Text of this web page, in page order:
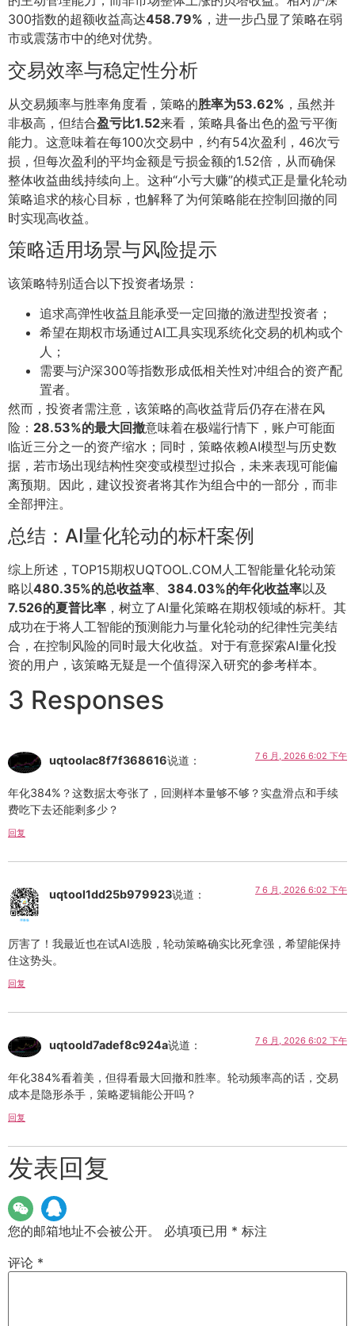
300指数的超额收益高达458.79% ，进一步凸显了策略在弱
市或震荡市中的绝对优势。
交易效率与稳定性分析
从交易频率与胜率角度看，策略的胜率为53.62% ，虽然并
非极高，但结合盈亏比1.52来看，策略具备出色的盈亏平衡
能力。这意味着在每100次交易中，约有54次盈利，46次亏
损，但每次盈利的平均金额是亏损金额的1.52倍，从而确保
整体收益曲线持续向上。这种“小亏大赚”的模式正是量化轮动
策略追求的核心目标，也解释了为何策略能在控制回撤的同
时实现高收益。
策略适用场景与风险提示
该策略特别适合以下投资者场景：
追求高弹性收益且能承受一定回撤的激进型投资者；
希望在期权市场通过AI工具实现系统化交易的机构或个
人；
需要与沪深300等指数形成低相关性对冲组合的资产配
置者。
然而，投资者需注意，该策略的高收益背后仍存在潜在风
险： 28.53%的最大回撤意味着在极端行情下，账户可能面
临近三分之一的资产缩水；同时，策略依赖AI模型与历史数
据，若市场出现结构性突变或模型过拟合，未来表现可能偏
离预期。因此，建议投资者将其作为组合中的一部分，而非
全部押注。
总结：AI量化轮动的标杆案例
综上所述，TOP15期权UQTOOL.COM人工智能量化轮动策
略以480.35%的总收益率 384.03%的年化收益率以及
7.526的夏普比率 ，树立了AI量化策略在期权领域的标杆。其
成功在于将人工智能的预测能力与量化轮动的纪律性完美结
合，在控制风险的同时最大化收益。对于有意探索AI量化投
资的用户，该策略无疑是一个值得深入研究的参考样本。
3 Responses
uqtoolac8f7f368616说道： 7 6 月, 2026 6:02 下午
年化384%？这数据太夸张了，回测样本量够不够？实盘滑点和手续
费吃下去还能剩多少？
回复
uqtool1dd25b979923说道： 7 6 月, 2026 6:02 下午
厉害了！我最近也在试AI选股，轮动策略确实比死拿强，希望能保持
住这势头。
回复
uqtoold7adef8c924a说道： 7 6 月, 2026 6:02 下午
年化384%看着美，但得看最大回撤和胜率。轮动频率高的话，交易
成本是隐形杀手，策略逻辑能公开吗？
回复
发表回复
您的邮箱地址不会被公开。 必填项已用 * 标注
评论 *